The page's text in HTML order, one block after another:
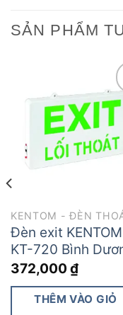
SẢN PHẨM
Đèn exit KENTOM
KT-720 Bình
372,000 ₫
THÊM VÀO GIỎ